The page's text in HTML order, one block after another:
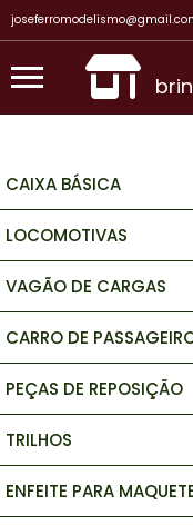
CAIXA BÁSICA
LOCOMOTIVAS
VAGÃO DE CARGAS
CARRO DE
PEÇAS DE REPOSIÇÃO
TRILHOS
ENFEITE PARA